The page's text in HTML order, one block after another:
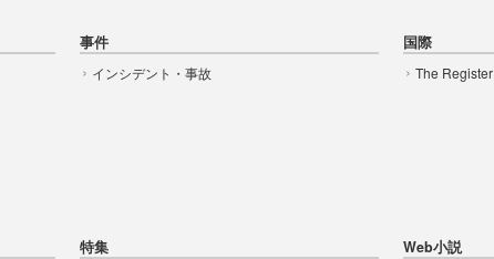
事件
インシデント・事故
国際
The Register
特集 Web小説